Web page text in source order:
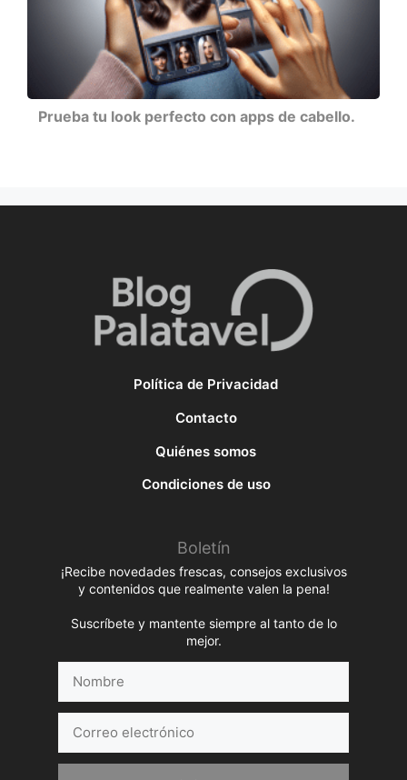
Prueba tu look perfecto con apps de cabello.
Política de Privacidad
Contacto
Quiénes somos
Condiciones de uso
Boletín
¡Recibe novedades frescas, consejos exclusivos
y contenidos que realmente valen la pena!
Suscríbete y mantente siempre al tanto de lo
mejor.
electrónico